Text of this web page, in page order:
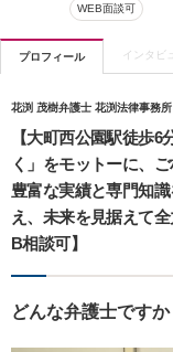
WEB面談可
プロフィール インタビ
花渕 茂樹弁護士 花渕法律事務所
【大町西公園駅徒歩
く」をモットーに、
豊富な実績と専門知
え、未来を見据えて
B相談可】
どんな弁護士ですか